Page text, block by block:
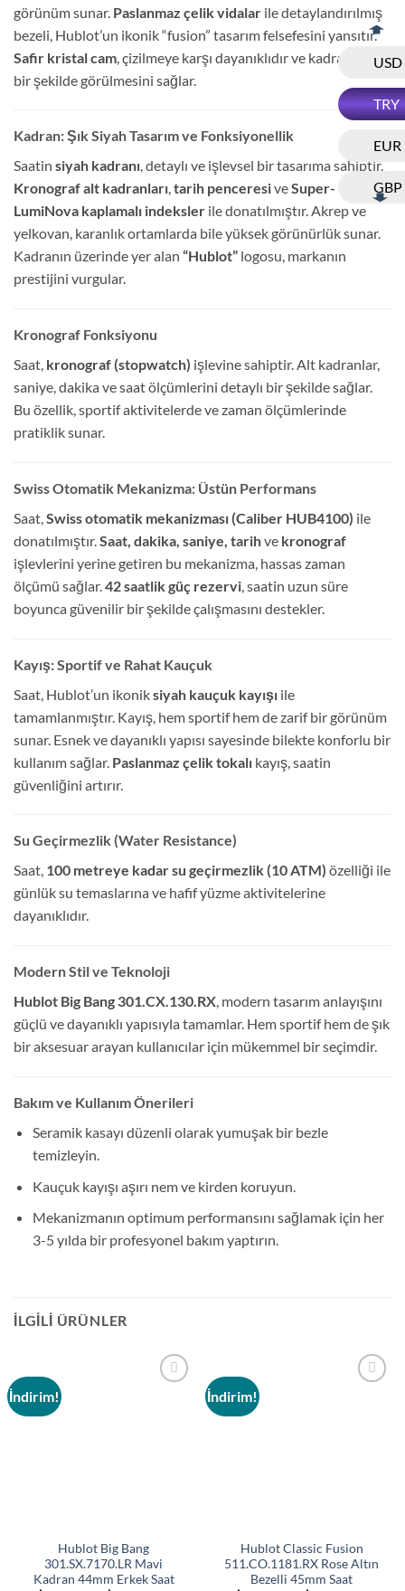
USD
TRY
EUR
GBP
görünüm sunar. Paslanmaz çelik vidalar ile detaylandırılmış
bezeli, Hublot’un ikonik “fusion” tasarım felsefesini yansıtır.
Safir kristal cam , çizilmeye karşı dayanıklıdır ve kadranın net
bir şekilde görülmesini sağlar.
Kadran: Şık Siyah Tasarım ve Fonksiyonellik
Saatin siyah kadranı, detaylı ve işlevsel bir tasarıma sahiptir.
Kronograf alt kadranları,tarih penceresiveSuper-
LumiNova kaplamalı indeksler ile donatılmıştır. Akrep ve
yelkovan, karanlık ortamlarda bile yüksek görünürlük sunar.
Kadranın üzerinde yer alan “Hublot” logosu, markanın
prestijini vurgular.
Kronograf Fonksiyonu
Saat, kronograf (stopwatch) işlevine sahiptir. Alt kadranlar,
saniye, dakika ve saat ölçümlerini detaylı bir şekilde sağlar.
Bu özellik, sportif aktivitelerde ve zaman ölçümlerinde
pratiklik sunar.
Swiss Otomatik Mekanizma: Üstün Performans
Saat,Swiss otomatik mekanizması (Caliber HUB4100) ile
donatılmıştır.Saat, dakika, saniye, tarihve kronograf
işlevlerini yerine getiren bu mekanizma, hassas zaman
ölçümü sağlar.42 saatlik güç rezervi, saatin uzun süre
boyunca güvenilir bir şekilde çalışmasını destekler.
Kayış: Sportif ve Rahat Kauçuk
Saat, Hublot’un ikoniksiyah kauçuk kayışı ile
tamamlanmıştır. Kayış, hem sportif hem de zarif bir görünüm
sunar. Esnek ve dayanıklı yapısı sayesinde bilekte konforlu bir
kullanım sağlar. Paslanmaz çelik tokalı kayış, saatin
güvenliğini artırır.
Su Geçirmezlik (Water Resistance)
Saat, 100 metreye kadar su geçirmezlik (10 ATM) özelliği ile
günlük su temaslarına ve hafif yüzme aktivitelerine
dayanıklıdır.
Modern Stil ve Teknoloji
Hublot Big Bang 301.CX.130.RX, modern tasarım anlayışını
güçlü ve dayanıklı yapısıyla tamamlar. Hem sportif hem de şık
bir aksesuar arayan kullanıcılar için mükemmel bir seçimdir.
Bakım ve Kullanım Önerileri
Seramik kasayı düzenli olarak yumuşak bir bezle
temizleyin.
Kauçuk kayışı aşırı nem ve kirden koruyun.
Mekanizmanın optimum performansını sağlamak için her
3-5 yılda bir profesyonel bakım yaptırın.
İLGILI ÜRÜNLER
İndirim!
Hublot Big Bang
301.SX.7170.LR Mavi
Kadran 44mm Erkek Saat
İndirim!
Hublot Classic Fusion
511.CO.1181.RX Rose Altın
Bezelli 45mm Saat